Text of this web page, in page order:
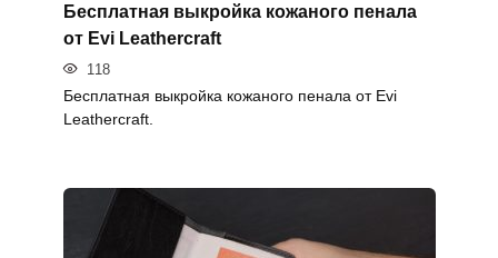
Бесплатная выкройка кожаного пенала
от Evi Leathercraft
118
Бесплатная выкройка кожаного пенала от Evi
Leathercraft.